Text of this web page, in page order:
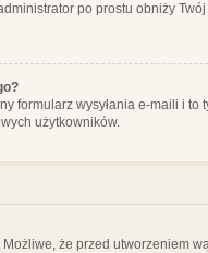
po prostu obniży
wysyłania e-maili i to
użytkowników.
że przed utworzeniem